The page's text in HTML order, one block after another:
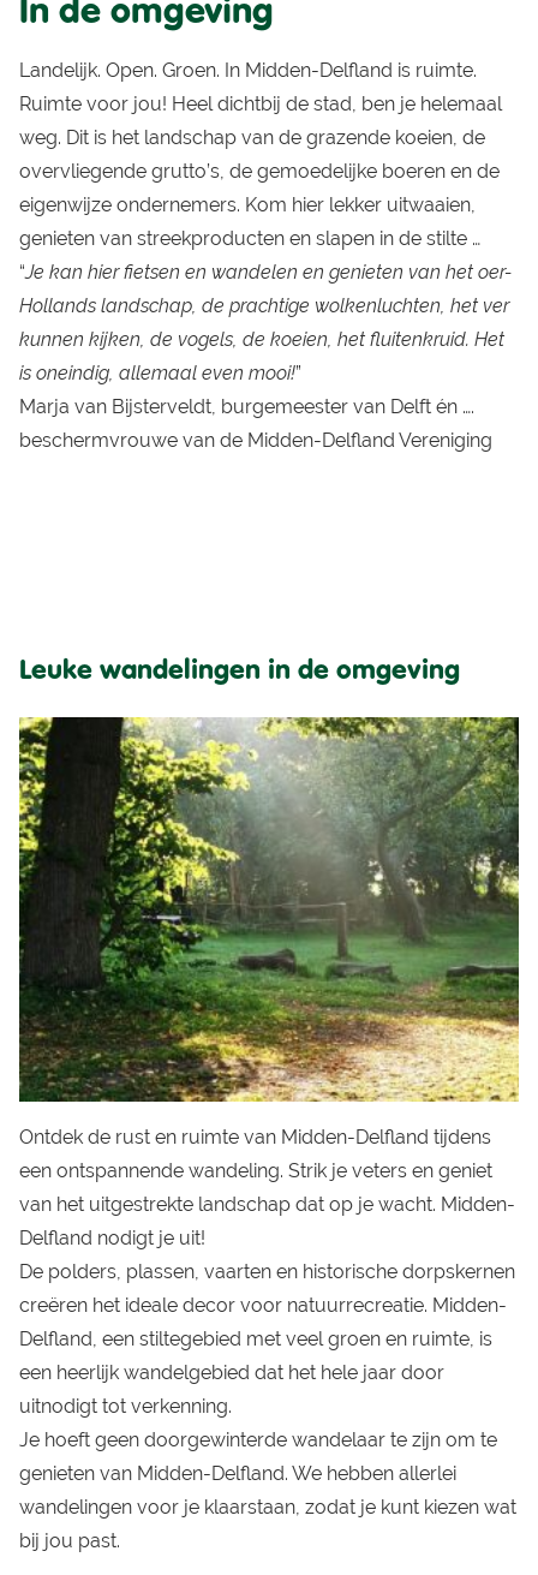
In de omgeving
Landelijk. Open. Groen. In Midden-Delfland is ruimte.
Ruimte voor jou! Heel dichtbij de stad, ben je helemaal
weg. Dit is het landschap van de grazende koeien, de
overvliegende grutto’s, de gemoedelijke boeren en de
eigenwijze ondernemers. Kom hier lekker uitwaaien,
genieten van streekproducten en slapen in de stilte …
“Je kan hier fietsen en wandelen en genieten van het oer-
Hollands landschap, de prachtige wolkenluchten, het ver
kunnen kijken, de vogels, de koeien, het fluitenkruid. Het
is oneindig, allemaal even mooi!”
Marja van Bijsterveldt, burgemeester van Delft én ….
beschermvrouwe van de Midden-Delfland Vereniging
Leuke wandelingen in de omgeving
Ontdek de rust en ruimte van Midden-Delfland tijdens
een ontspannende wandeling. Strik je veters en geniet
van het uitgestrekte landschap dat op je wacht. Midden-
Delfland nodigt je uit!
De polders, plassen, vaarten en historische dorpskernen
creëren het ideale decor voor natuurrecreatie. Midden-
Delfland, een stiltegebied met veel groen en ruimte, is
een heerlijk wandelgebied dat het hele jaar door
uitnodigt tot verkenning.
Je hoeft geen doorgewinterde wandelaar te zijn om te
genieten van Midden-Delfland. We hebben allerlei
wandelingen voor je klaarstaan, zodat je kunt kiezen wat
bij jou past.